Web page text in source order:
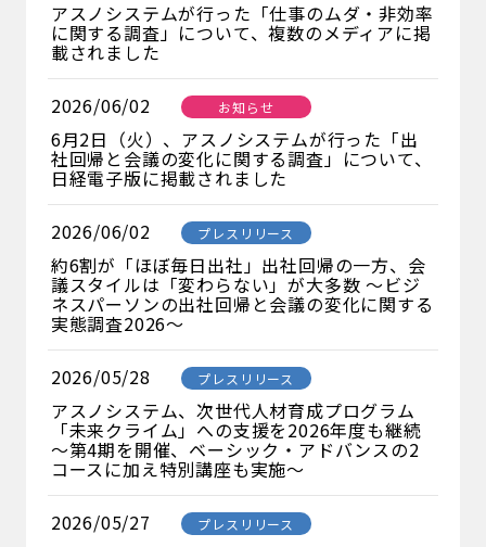
アスノシステムが行った「仕事のムダ・非効率
に関する調査」について、複数のメディアに掲
載されました
2026/06/02 お知らせ
6月2日（火）、アスノシステムが行った「出
社回帰と会議の変化に関する調査」について、
日経電子版に掲載されました
2026/06/02 プレスリリース
約6割が「ほぼ毎日出社」出社回帰の一方、会
議スタイルは「変わらない」が大多数 ～ビジ
ネスパーソンの出社回帰と会議の変化に関する
実態調査2026～
2026/05/28 プレスリリース
アスノシステム、次世代人材育成プログラム
「未来クライム」への支援を2026年度も継続
～第4期を開催、ベーシック・アドバンスの2
コースに加え特別講座も実施～
2026/05/27 プレスリリース